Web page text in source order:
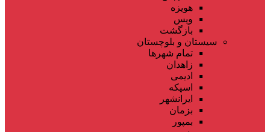
هویزه
ویس
بازگشت
سیستان و بلوچستان
تمام شهر‌ها
زاهدان
ادیمی
اسپکه
ایرانشهر
بزمان
بمپور